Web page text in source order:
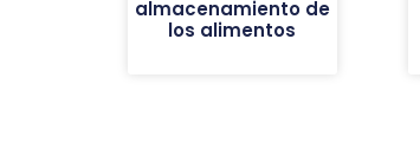
almacenamiento de
los alimentos